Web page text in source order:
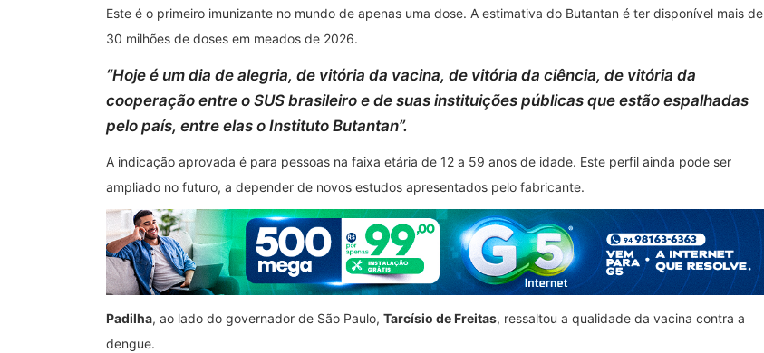
Este é o primeiro imunizante no mundo de apenas uma dose. A estimativa do Butantan é ter disponível mais de
30 milhões de doses em meados de 2026.
“Hoje é um dia de alegria, de vitória da vacina, de vitória da ciência, de vitória da
cooperação entre o SUS brasileiro e de suas instituições públicas que estão espalhadas
pelo país, entre elas o Instituto Butantan”.
A indicação aprovada é para pessoas na faixa etária de 12 a 59 anos de idade. Este perfil ainda pode ser
ampliado no futuro, a depender de novos estudos apresentados pelo fabricante.
Padilha, ao lado do governador de São Paulo, Tarcísio de Freitas, ressaltou a qualidade da vacina contra a
dengue.